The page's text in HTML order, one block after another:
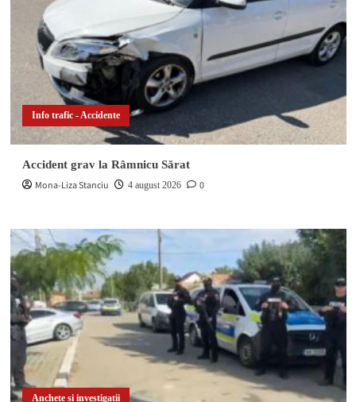
Info trafic - Accidente
Accident grav la Râmnicu Sărat
Mona-Liza Stanciu 4 august 2026 0
Anchete și investigații